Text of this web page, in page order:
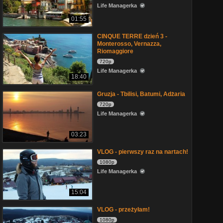
01:55
Life Managerka
18:40
CINQUE TERRE dzień 3 -
Monterosso, Vernazza,
Riomaggiore
720p
Life Managerka
03:23
Gruzja - Tbilisi, Batumi, Adżaria
720p
Life Managerka
15:04
VLOG - pierwszy raz na nartach!
1080p
Life Managerka
VLOG - przeżyłam!
1080p